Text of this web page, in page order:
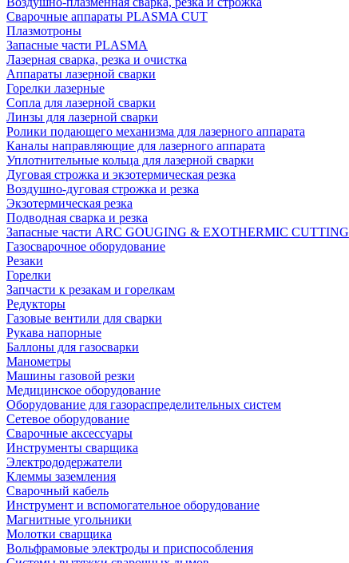
Сварочные аппараты PLASMA CUT
Плазмотроны
Запасные части PLASMA
Лазерная сварка, резка и очистка
Аппараты лазерной сварки
Горелки лазерные
Сопла для лазерной сварки
Линзы для лазерной сварки
Ролики подающего механизма для лазерного аппарата
Каналы направляющие для лазерного аппарата
Уплотнительные кольца для лазерной сварки
Дуговая строжка и экзотермическая резка
Воздушно-дуговая строжка и резка
Экзотермическая резка
Подводная сварка и резка
Запасные части ARC GOUGING & EXOTHERMIC CUTTING
Газосварочное оборудование
Резаки
Горелки
Запчасти к резакам и горелкам
Редукторы
Газовые вентили для сварки
Рукава напорные
Баллоны для газосварки
Манометры
Машины газовой резки
Медицинское оборудование
Оборудование для газораспределительных систем
Сетевое оборудование
Сварочные аксессуары
Инструменты сварщика
Электрододержатели
Клеммы заземления
Сварочный кабель
Инструмент и вспомогательное оборудование
Магнитные угольники
Молотки сварщика
Вольфрамовые электроды и приспособления